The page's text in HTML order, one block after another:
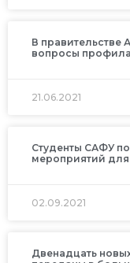
В правительстве
вопросы
21.06.2021
Студенты САФУ
мероприятий
02.09.2021
Двенадцать